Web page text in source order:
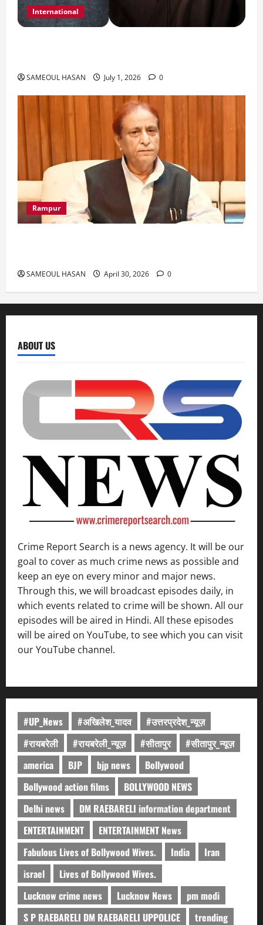
International
SAMEOUL HASAN July 1, 2026 0
Rampur
SAMEOUL HASAN April 30, 2026 0
ABOUT US
Crime Report Search is a news agency. It will be our
goal to cover as much crime news as possible and
keep an eye on every minor and major news.
Through this, we will broadcast episodes daily, in
which events related to crime will be shown. All our
episodes will be aired in Hindi. All these episodes
will be aired on YouTube, to see which you can visit
our YouTube channel.
#UP_News #अखिलेश_यादव
#उत्तरप्रदेश_न्यूज़
#रायबरेली
#रायबरेली_न्यूज़ #सीतापुर
#सीतापुर_न्यूज़
america
BJP bjp news
Bollywood
Bollywood action films
BOLLYWOOD NEWS
Delhi news
DM RAEBARELI information department
ENTERTAINMENT
ENTERTAINMENT News
Fabulous Lives of Bollywood Wives.
India
Iran
israel
Lives of Bollywood Wives.
Lucknow crime news
Lucknow News
pm modi
S P RAEBARELI DM RAEBARELI UPPOLICE
trending